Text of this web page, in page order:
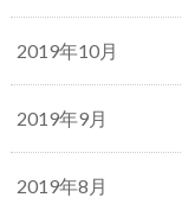
2019年10月
2019年9月
2019年8月